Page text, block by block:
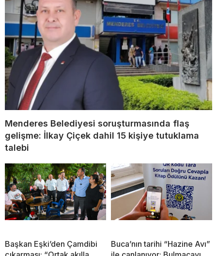
Menderes Belediyesi soruşturmasında flaş
gelişme: İlkay Çiçek dahil 15 kişiye tutuklama
talebi
Başkan Eşki’den Çamdibi
Buca’nın tarihi “Hazine Avı”